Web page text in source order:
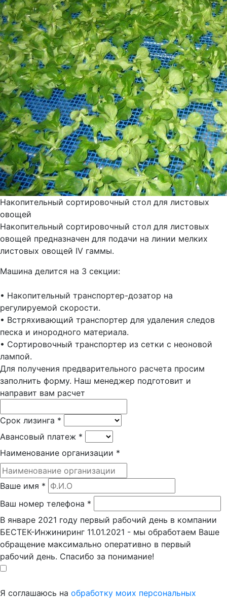
Накопительный сортировочный стол для листовых
овощей
Накопительный сортировочный стол для листовых
овощей предназначен для подачи на линии мелких
листовых овощей IV гаммы.
Машина делится на 3 секции:
• Накопительный транспортер-дозатор на
регулируемой скорости.
• Встряхивающий транспортер для удаления следов
песка и инородного материала.
• Сортировочный транспортер из сетки с неоновой
лампой.
Для получения предварительного расчета просим
заполнить форму. Наш менеджер подготовит и
направит вам расчет
Срок лизинга *
Авансовый платеж *
Наименование организации *
Ваше имя *
Ваш номер телефона *
В январе 2021 году первый рабочий день в компании
БЕСТЕК-Инжиниринг 11.01.2021 - мы обработаем Ваше
обращение максимально оперативно в первый
рабочий день. Спасибо за понимание!
Я соглашаюсь на обработку моих персональных